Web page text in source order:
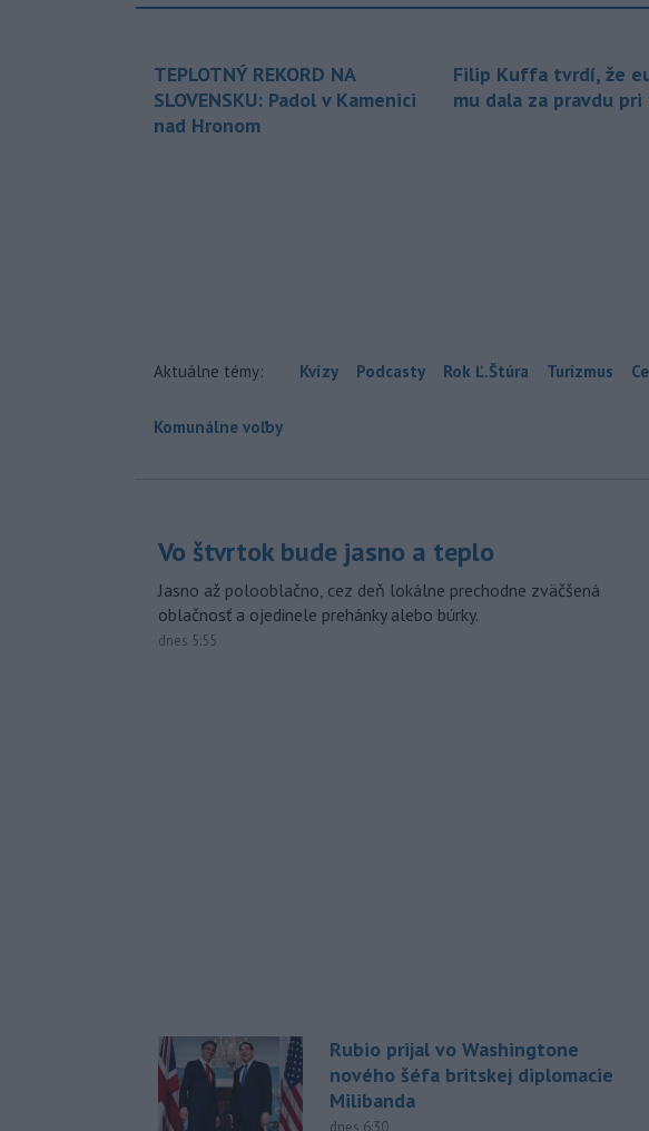
TEPLOTNÝ REKORD NA
SLOVENSKU: Padol v Kamenici
nad Hronom
Filip Kuffa tvrdí, že
mu dala za pravdu pri
Aktuálne témy: Kvízy Podcasty Rok Ľ.Štúra Turizmus
Komunálne voľby
Vo štvrtok bude jasno a teplo
Jasno až polooblačno, cez deň lokálne prechodne zväčšená
oblačnosť a ojedinele prehánky alebo búrky.
dnes 5:55
Rubio prijal vo Washingtone
nového šéfa britskej diplomacie
Milibanda
dnes 6:30